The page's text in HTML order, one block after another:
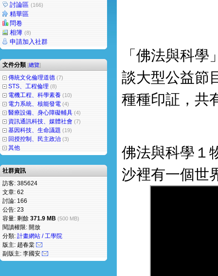
討論區 (166)
精華區
問卷
相簿 (8)
申請加入社群
文件分類 [總覽]
傳統文化倫理道德 (7)
STS、工程倫理 (8)
電機工程、科學素養 (10)
電力系統、核能發電 (4)
醫療設備、身心障礙輔具 (4)
資訊通訊科技、媒體社會 (7)
基因科技、生命議題 (19)
回授控制、民主政治 (3)
其他
社群資訊
訪客: 385624
文章: 62
討論: 166
公告: 23
容量: 剩餘 371.9 MB (500 MB)
閱讀權限: 開放
分類: 計畫網站 / 工學院
版主: 趙春棠
副版主: 李國安
「佛法與科學
談大型公益節
種種印証，共
佛法與科學１
沙裡有一個世